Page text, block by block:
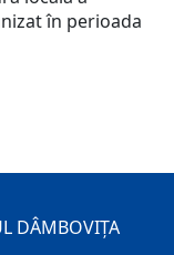
în perioada
DÂMBOVIȚA